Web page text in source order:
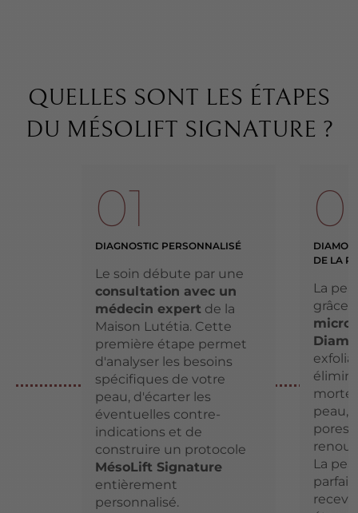
QUELLES SONT LES ÉTAPES
DU MÉSOLIFT SIGNATURE ?
01
DIAGNOSTIC PERSONNALISÉ
Le soin débute par une
consultation avec un
médecin expert de la
Maison Lutétia. Cette
première étape permet
d'analyser les besoins
spécifiques de votre
peau, d'écarter les
éventuelles contre-
indications et de
construire un protocole
MésoLift Signature
entièrement
personnalisé.
DE LA
La
grâce
peau,
pores
La